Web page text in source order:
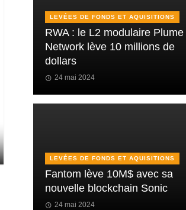
LEVÉES DE FONDS ET AQUISITIONS
RWA : le L2 modulaire Plume
Network lève 10 millions de
dollars
24 mai 2024
LEVÉES DE FONDS ET AQUISITIONS
Fantom lève 10M$ avec sa
nouvelle blockchain Sonic
24 mai 2024